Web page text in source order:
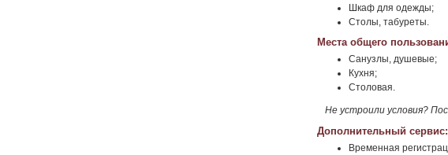
Шкаф для одежды;
Столы, табуреты.
Места общего
Санузлы, душевые;
Кухня;
Столовая.
Не устроили условия?
Дополнительный сервис:
Временная